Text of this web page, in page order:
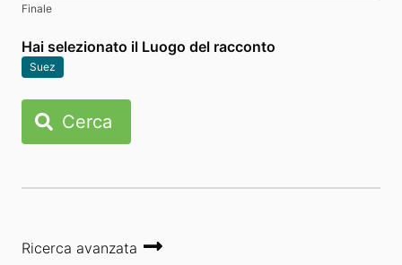
Finale
Hai selezionato il Luogo del racconto
Suez
Cerca
Ricerca avanzata